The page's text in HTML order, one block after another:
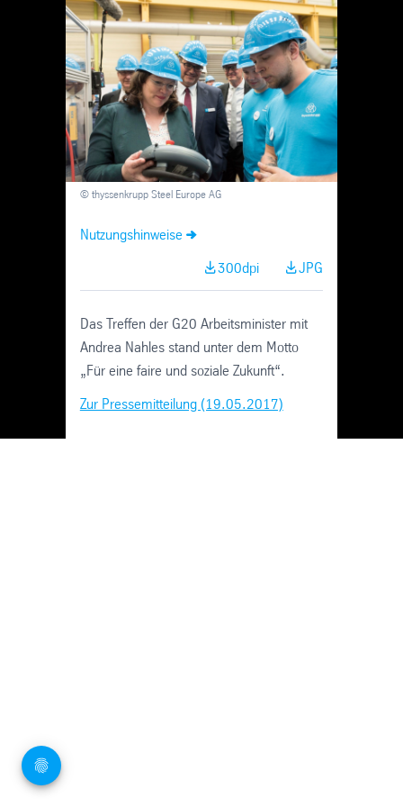
© thyssenkrupp Steel Europe AG
Nutzungshinweise
300dpi JPG
Das Treffen der G20 Arbeitsminister mit
Andrea Nahles stand unter dem Motto
„Für eine faire und soziale Zukunft“.
Zur Pressemitteilung (19.05.2017)